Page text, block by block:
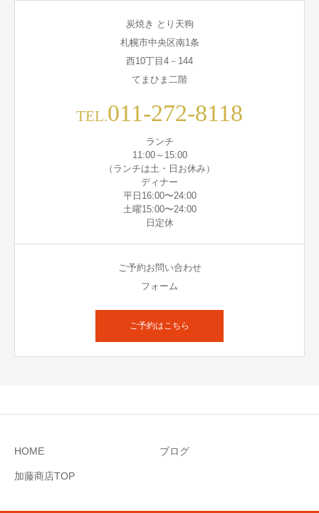
炭焼き とり天狗
札幌市中央区南1条
西10丁目4－144
てまひま二階
TEL.011-272-8118
ランチ
11:00～15:00
（ランチは土・日お休み）
ディナー
平日16:00〜24:00
土曜15:00〜24:00
日定休
ご予約お問い合わせ
フォーム
ご予約はこちら
HOME ブログ
加藤商店TOP